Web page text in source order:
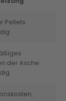
Pellets
der Asche